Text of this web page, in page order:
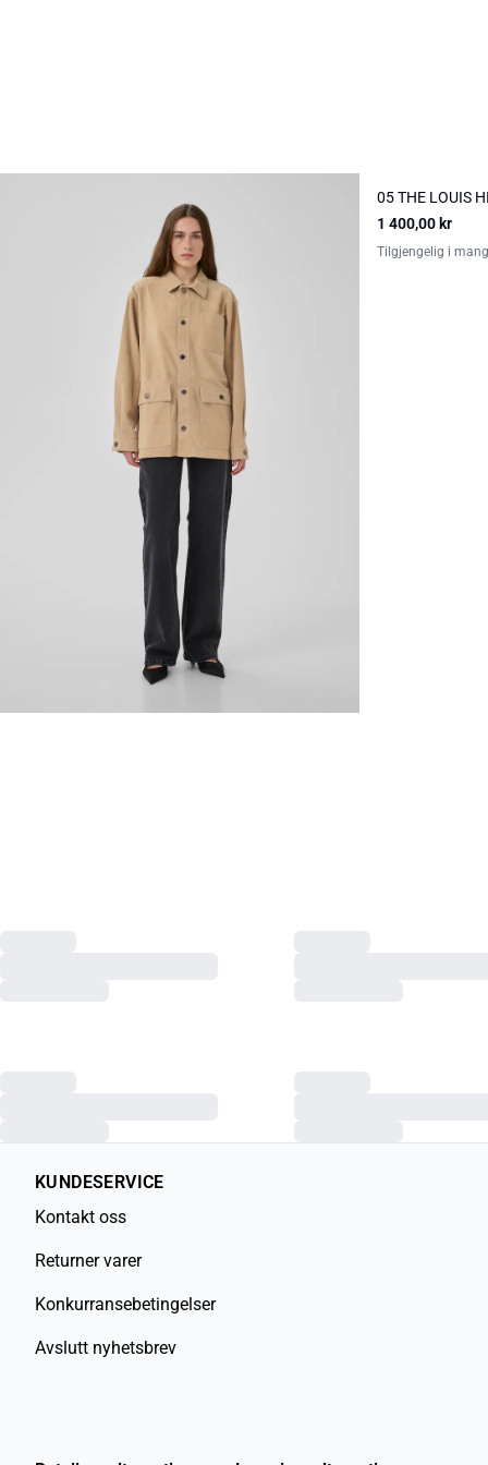
NYHED
05 THE LOUIS
1 400,00 kr
Tilgjengelig i
KUNDESERVICE
Kontakt oss
Returner varer
Konkurransebetingelser
Avslutt nyhetsbrev